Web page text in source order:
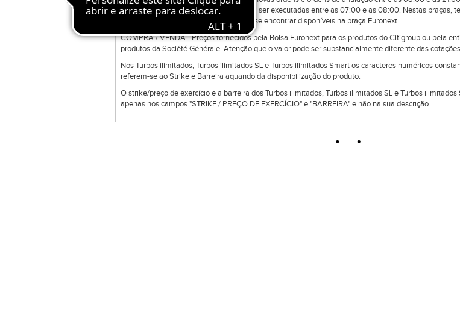
colocadas em sessões anteriores podem ser executadas entre as 07:00 e as 08:00. Nestas praças,
uma gama de produtos que podem não se encontrar disponíveis na praça Euronext.
COMPRA / VENDA - Preços fornecidos pela Bolsa Euronext para os produtos do Citigroup ou pela
produtos da Société Générale. Atenção que o valor pode ser substancialmente diferente das
Nos Turbos ilimitados, Turbos ilimitados SL e Turbos ilimitados Smart os caracteres numéricos
referem-se ao Strike e Barreira aquando da disponibilização do produto.
O strike/preço de exercício e a barreira dos Turbos ilimitados, Turbos ilimitados SL e Turbos
apenas nos campos "STRIKE / PREÇO DE EXERCÍCIO" e "BARREIRA" e não na sua descrição.